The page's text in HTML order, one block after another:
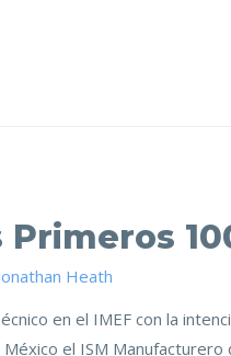
Primeros
Heath
en el IMEF con la
el ISM